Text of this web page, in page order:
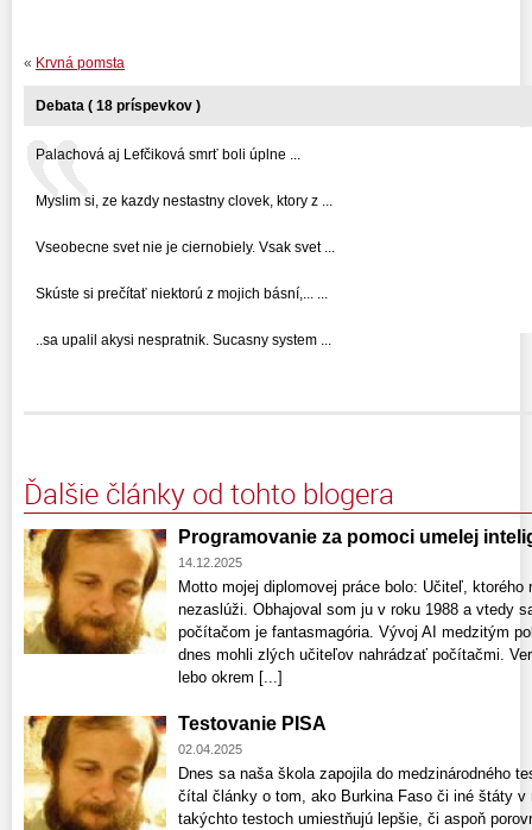
« Krvná pomsta
Debata ( 18 príspevkov )
Palachová aj Lefčiková smrť boli úplne ...
Myslim si, ze kazdy nestastny clovek, ktory z ...
Vseobecne svet nie je ciernobiely. Vsak svet ...
Skúste si prečítať niektorú z mojich básní,... ...
..sa upalil akysi nespratnik. Sucasny system ...
Ďalšie články od tohto blogera
Programovanie za pomoci umelej
14.12.2025
Motto mojej diplomovej práce bolo: Učiteľ,
nezaslúži. Obhajoval som ju v roku 1988 a vtedy
počítačom je fantasmagória. Vývoj AI medzitým
dnes mohli zlých učiteľov nahrádzať počítačmi.
lebo okrem [...]
Testovanie PISA
02.04.2025
Dnes sa naša škola zapojila do medzinárodného
čítal články o tom, ako Burkina Faso či iné štáty v
takýchto testoch umiestňujú lepšie, či aspoň